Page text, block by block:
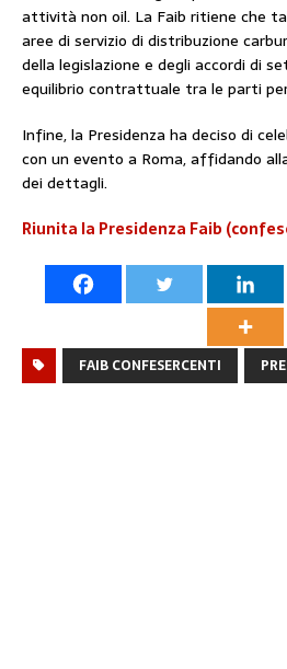
attività non oil. La Faib ritiene che
aree di servizio di distribuzione
della legislazione e degli accordi di
equilibrio contrattuale tra le parti
Infine, la Presidenza ha deciso di
con un evento a Roma, affidando
dei dettagli.
Riunita la Presidenza Faib
FAIB CONFESERCENTI